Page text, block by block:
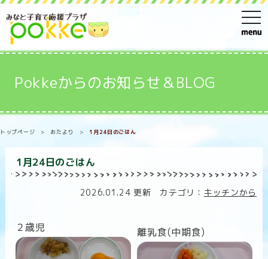
t
o
g
n
o
Pokkeからのお知らせ＆BLOG
トップページ > おたより > 1月24日のごはん
1月24日のごはん
2026.01.24 更新 カテゴリ： キッチンから
２歳児 離乳食(中期食)